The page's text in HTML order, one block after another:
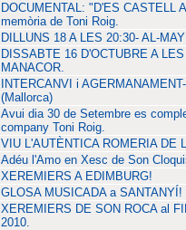
DOCUMENTAL: "D'ES CASTELL
memòria de Toni Roig.
DILLUNS 18 A LES 20:30- AL-
DISSABTE 16 D'OCTUBRE A
MANACOR.
INTERCANVI i
(Mallorca)
Avui dia 30 de Setembre es
company Toni Roig.
VIU L'AUTÈNTICA ROMERIA DE
Adéu l'Amo en Xesc de Son
XEREMIERS A EDIMBURG!
GLOSA MUSICADA a
XEREMIERS DE SON ROCA al
2010.